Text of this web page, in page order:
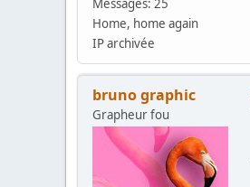
Home, home again
IP archivée
bruno graphic
Grapheur fou